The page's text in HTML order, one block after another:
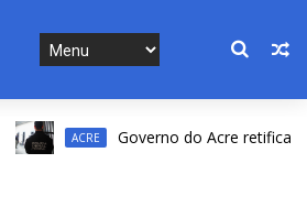
ACRE Governo do Acre retifica